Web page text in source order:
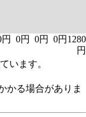
0円 0円 0円 1280
円
います。
かる場合がありま